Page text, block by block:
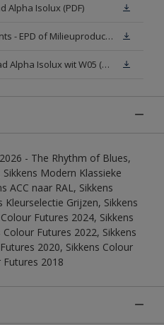
Alpha Isolux (PDF)
Sikkens Interior Wallpaints - EPD of Milieuproductverklaring
Veiligheidsinformatieblad Alpha Isolux wit W05 (SDS)
- The Rhythm of Blues,
Modern Klassieke
ACC naar RAL, Sikkens
Kleurselectie Grijzen, Sikkens
Futures 2024, Sikkens
Futures 2022, Sikkens
2020, Sikkens Colour
Futures 2018